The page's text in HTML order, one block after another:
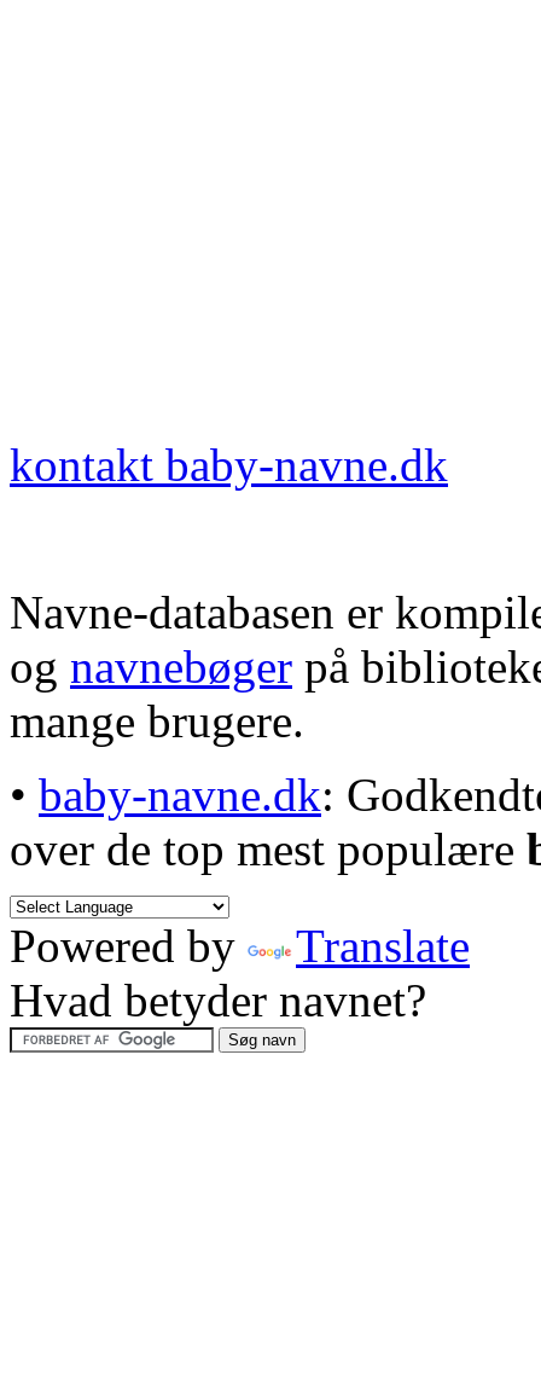
kontakt baby-navne.dk
Navne-databasen er
og navnebøger på
mange brugere.
• baby-navne.dk:
over de top mest populære
Powered by
Translate
Hvad betyder navnet?